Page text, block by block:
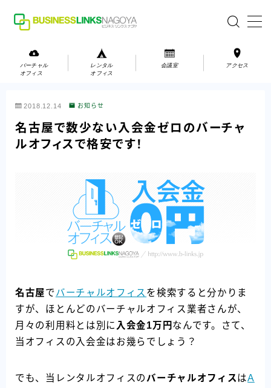
会議室
お問い合わせ
ご利用の流れ
アクセス
バーチャル
オフィス
レンタル
オフィス
会議室 アクセス
2018.12.14 お知らせ
名古屋で数少ない入会金ゼロのバーチャ
ルオフィスで格安です！
名古屋でバーチャルオフィス を検索すると分かりま
すが、ほとんどのバーチャルオフィス業者さんが、
月々の利用料とは別に 入会金1万円 なんです。さて、
当オフィスの入会金はお幾らでしょう？
でも、当レンタルオフィスの バーチャルオフィスはA